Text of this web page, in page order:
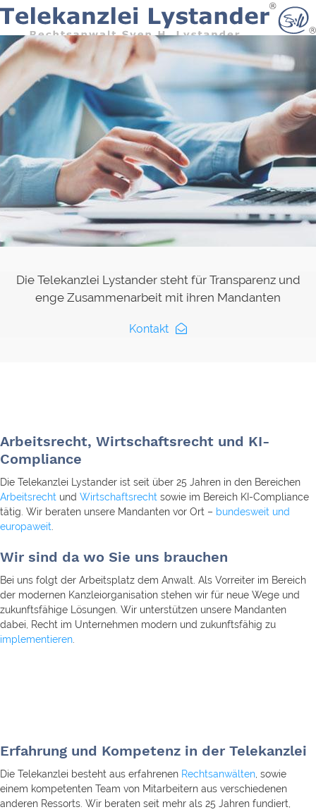
Skip
content
Die Telekanzlei Lystander steht für Transparenz und
enge Zusammenarbeit mit ihren Mandanten
Kontakt
Arbeitsrecht, Wirtschaftsrecht und KI-
Compliance
Die Telekanzlei Lystander ist seit über 25 Jahren in den Bereichen
Arbeitsrecht und Wirtschaftsrecht sowie im Bereich KI-Compliance
tätig. Wir beraten unsere Mandanten vor Ort – bundesweit und
europaweit
Wir sind da wo Sie uns brauchen
Bei uns folgt der Arbeitsplatz dem Anwalt. Als Vorreiter im Bereich
der modernen Kanzleiorganisation stehen wir für neue Wege und
zukunftsfähige Lösungen. Wir unterstützen unsere Mandanten
dabei, Recht im Unternehmen modern und zukunftsfähig zu
implementieren
Erfahrung und Kompetenz in der Telekanzlei
Die Telekanzlei besteht aus erfahrenen Rechtsanwälten , sowie
einem kompetenten Team von Mitarbeitern aus verschiedenen
anderen Ressorts. Wir beraten seit mehr als 25 Jahren fundiert,